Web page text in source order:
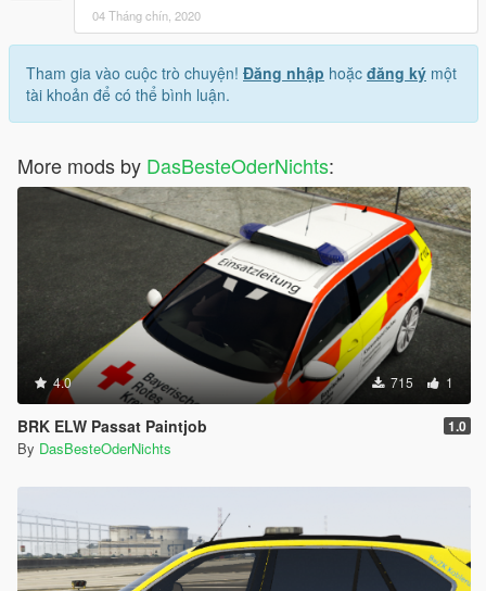
04 Tháng chín, 2020
Tham gia vào cuộc trò chuyện! Đăng nhập hoặc đăng ký một
tài khoản để có thể bình luận.
More mods by DasBesteOderNichts:
4.0 715 1
BRK ELW Passat Paintjob 1.0
By DasBesteOderNichts